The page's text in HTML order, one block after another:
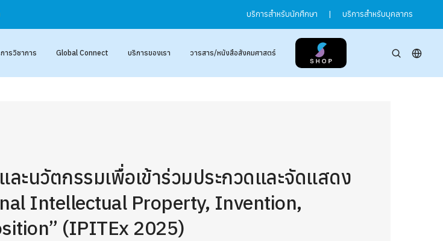
บริการสำหรับนักศึกษา | บริการสำหรับบุคลากร
ารวิชาการ Global Connect บริการของเรา วารสาร/หนังสือสังคมศาสตร์
ะนวัตกรรมเพื่อเข้าร่วมประกวดและจัดแสดง
Intellectual Property, Invention,
(IPITEx 2025)